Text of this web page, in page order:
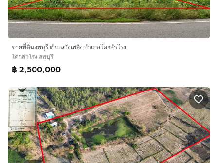
ขายที่ดินลพบุรี ตำบลวังเพลิง อำเภอโคกสำโรง
โคกสำโรง ลพบุรี
฿ 2,500,000